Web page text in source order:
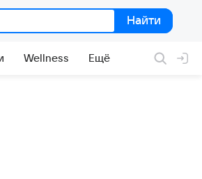
Найти
Найти
Wellness Ещё